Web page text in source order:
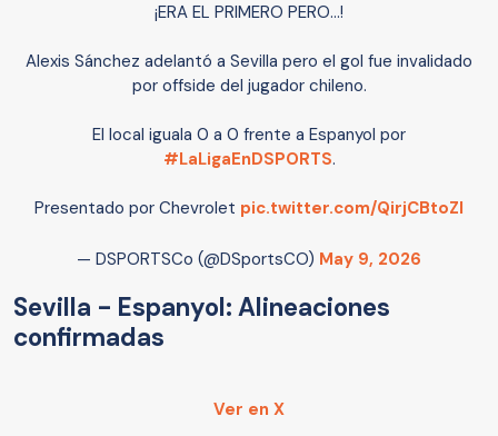
¡ERA EL PRIMERO PERO...!
Alexis Sánchez adelantó a Sevilla pero el gol fue invalidado
por offside del jugador chileno.
El local iguala 0 a 0 frente a Espanyol por
#LaLigaEnDSPORTS.
Presentado por Chevrolet pic.twitter.com/QirjCBtoZI
— DSPORTSCo (@DSportsCO) May 9, 2026
Sevilla - Espanyol: Alineaciones
confirmadas
Ver en X